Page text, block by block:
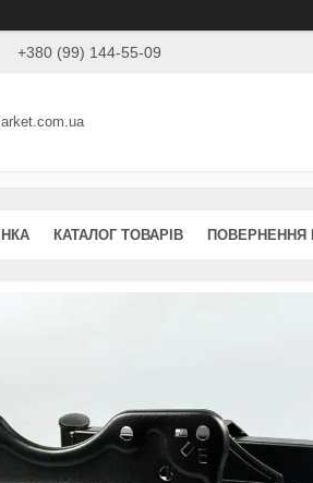
+380 (99) 144-55-09
КАТАЛОГ ТОВАРІВ ПОВЕРНЕННЯ